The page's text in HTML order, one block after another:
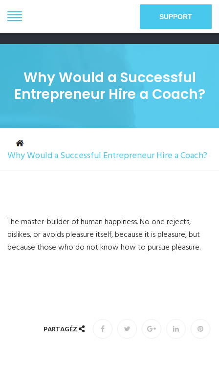
info@gestcompro.com
SUPPORT
Why Would a Successful
Entrepreneur Hire a Coach?
Why Would a Successful Entrepreneur Hire a Coach?
The master-builder of human happiness. No one rejects,
dislikes, or avoids pleasure itself, because it is pleasure, but
because those who do not know how to pursue pleasure.
PARTAGÉZ